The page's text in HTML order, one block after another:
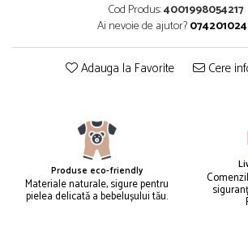
Cod Produs:4001998054217
Ai nevoie de ajutor?
Adauga la Favorite Cere
Produse eco-friendly
Materiale naturale, sigure pentru
pielea delicată a bebelușului tău.